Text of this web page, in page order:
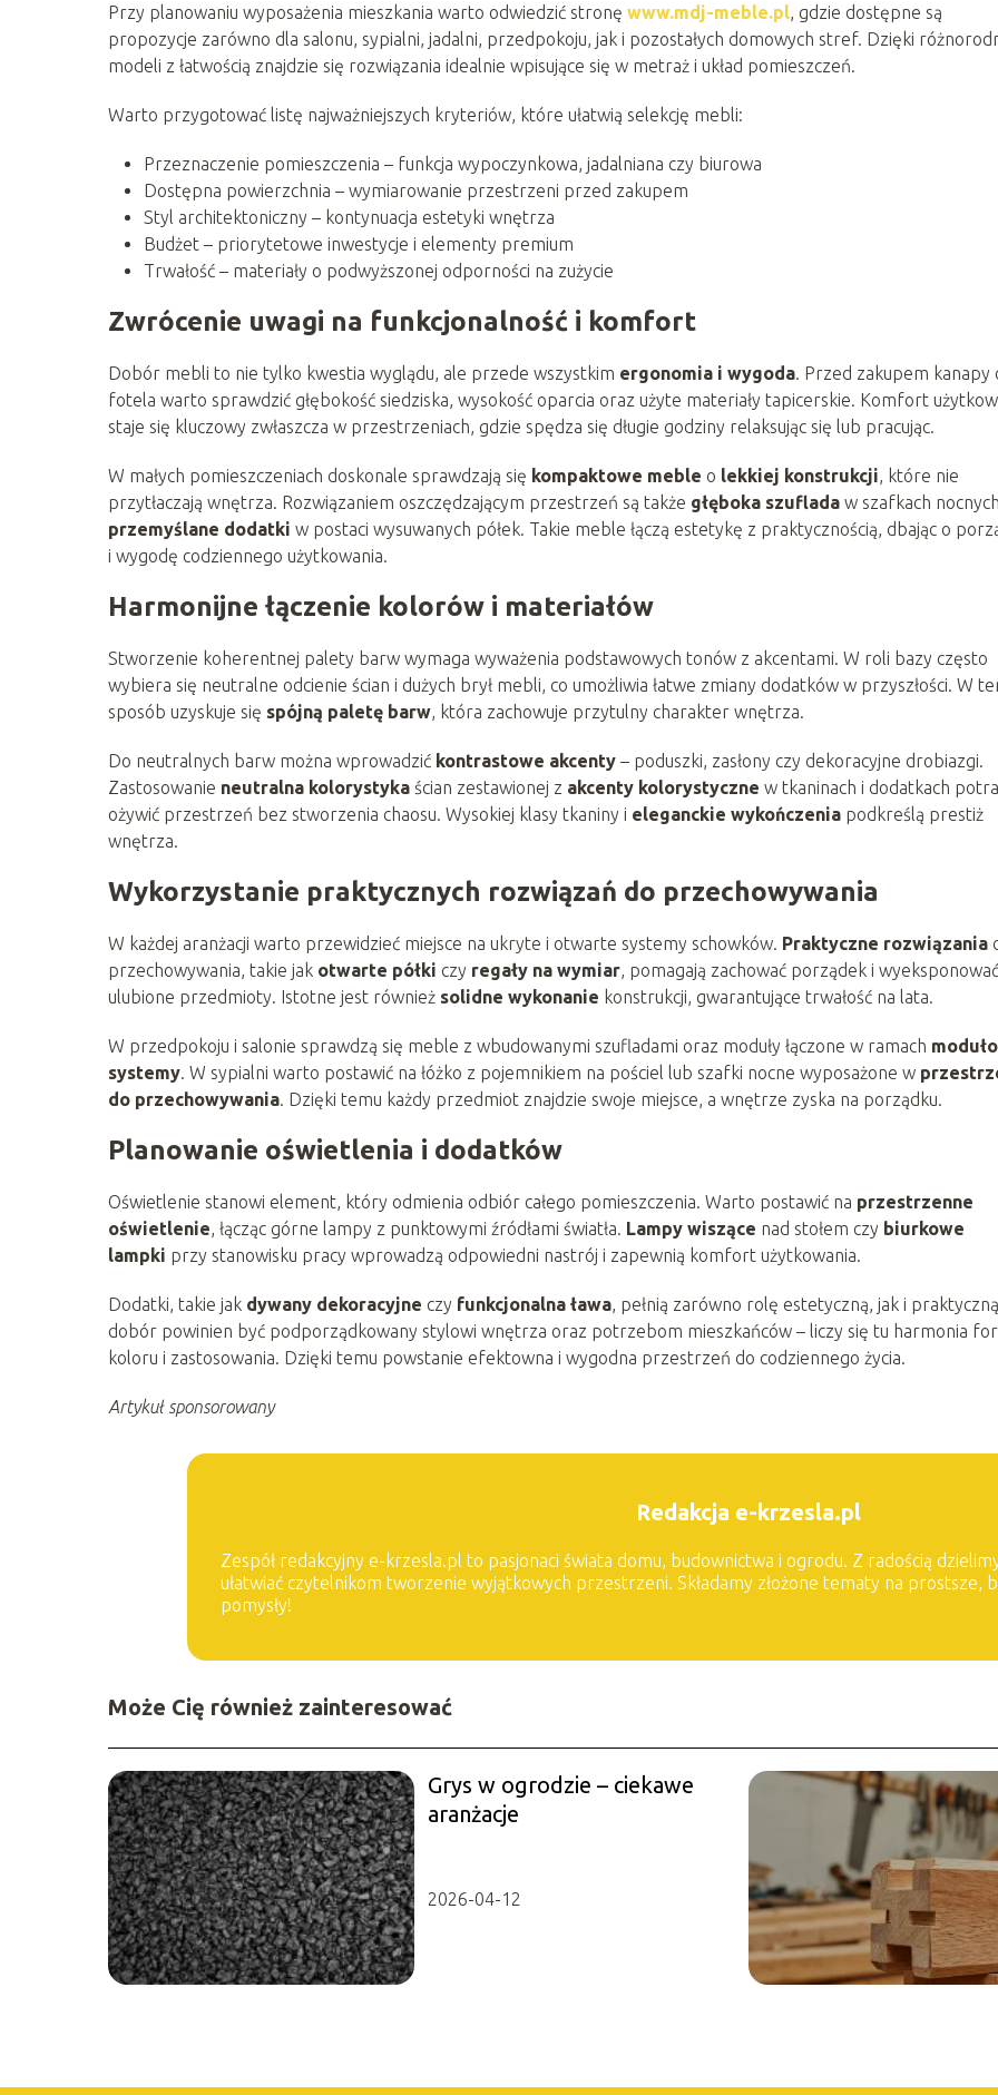
Przy planowaniu wyposażenia mieszkania warto odwiedzić stronę www.mdj-meble.pl, gdzie dostępne są
propozycje zarówno dla salonu, sypialni, jadalni, przedpokoju, jak i pozostałych domowych stref. Dzięki
modeli z łatwością znajdzie się rozwiązania idealnie wpisujące się w metraż i układ pomieszczeń.
Warto przygotować listę najważniejszych kryteriów, które ułatwią selekcję mebli:
Przeznaczenie pomieszczenia – funkcja wypoczynkowa, jadalniana czy biurowa
Dostępna powierzchnia – wymiarowanie przestrzeni przed zakupem
Styl architektoniczny – kontynuacja estetyki wnętrza
Budżet – priorytetowe inwestycje i elementy premium
Trwałość – materiały o podwyższonej odporności na zużycie
Zwrócenie uwagi na funkcjonalność i komfort
Dobór mebli to nie tylko kwestia wyglądu, ale przede wszystkim ergonomia i wygoda. Przed zakupem kanapy
fotela warto sprawdzić głębokość siedziska, wysokość oparcia oraz użyte materiały tapicerskie. Komfort
staje się kluczowy zwłaszcza w przestrzeniach, gdzie spędza się długie godziny relaksując się lub pracując.
W małych pomieszczeniach doskonale sprawdzają się kompaktowe meble o lekkiej konstrukcji, które nie
przytłaczają wnętrza. Rozwiązaniem oszczędzającym przestrzeń są także głęboka szuflada w szafkach
przemyślane dodatki w postaci wysuwanych półek. Takie meble łączą estetykę z praktycznością, dbając o
i wygodę codziennego użytkowania.
Harmonijne łączenie kolorów i materiałów
Stworzenie koherentnej palety barw wymaga wyważenia podstawowych tonów z akcentami. W roli bazy często
wybiera się neutralne odcienie ścian i dużych brył mebli, co umożliwia łatwe zmiany dodatków w przyszłości. W
sposób uzyskuje się spójną paletę barw, która zachowuje przytulny charakter wnętrza.
Do neutralnych barw można wprowadzić kontrastowe akcenty – poduszki, zasłony czy dekoracyjne drobiazgi.
Zastosowanie neutralna kolorystyka ścian zestawionej z akcenty kolorystyczne w tkaninach i dodatkach
ożywić przestrzeń bez stworzenia chaosu. Wysokiej klasy tkaniny i eleganckie wykończenia podkreślą prestiż
wnętrza.
Wykorzystanie praktycznych rozwiązań do przechowywania
W każdej aranżacji warto przewidzieć miejsce na ukryte i otwarte systemy schowków. Praktyczne rozwiązania
przechowywania, takie jak otwarte półki czy regały na wymiar, pomagają zachować porządek i wyeksponować
ulubione przedmioty. Istotne jest również solidne wykonanie konstrukcji, gwarantujące trwałość na lata.
W przedpokoju i salonie sprawdzą się meble z wbudowanymi szufladami oraz moduły łączone w ramach
systemy. W sypialni warto postawić na łóżko z pojemnikiem na pościel lub szafki nocne wyposażone w
do przechowywania. Dzięki temu każdy przedmiot znajdzie swoje miejsce, a wnętrze zyska na porządku.
Planowanie oświetlenia i dodatków
Oświetlenie stanowi element, który odmienia odbiór całego pomieszczenia. Warto postawić na przestrzenne
oświetlenie, łącząc górne lampy z punktowymi źródłami światła. Lampy wiszące nad stołem czy biurkowe
lampki przy stanowisku pracy wprowadzą odpowiedni nastrój i zapewnią komfort użytkowania.
Dodatki, takie jak dywany dekoracyjne czy funkcjonalna ława, pełnią zarówno rolę estetyczną, jak i
dobór powinien być podporządkowany stylowi wnętrza oraz potrzebom mieszkańców – liczy się tu harmonia
koloru i zastosowania. Dzięki temu powstanie efektowna i wygodna przestrzeń do codziennego życia.
Artykuł sponsorowany
Redakcja e-krzesla.pl
Zespół redakcyjny e-krzesla.pl to pasjonaci świata domu, budownictwa i ogrodu. Z radością
ułatwiać czytelnikom tworzenie wyjątkowych przestrzeni. Składamy złożone tematy na prostsze,
pomysły!
Może Cię również zainteresować
Grys w ogrodzie – ciekawe
aranżacje
2026-04-12